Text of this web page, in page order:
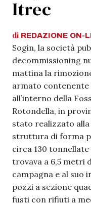
Itrec
di REDAZIONE ON-
Sogin, la società
decommissioning
mattina la
armato
all’interno della
Rotondella, in
stato realizzato alla
struttura di forma
circa 130 tonnellate
trovava a 6,5 metri
campagna e al suo
pozzi a sezione
fusti con rifiuti a